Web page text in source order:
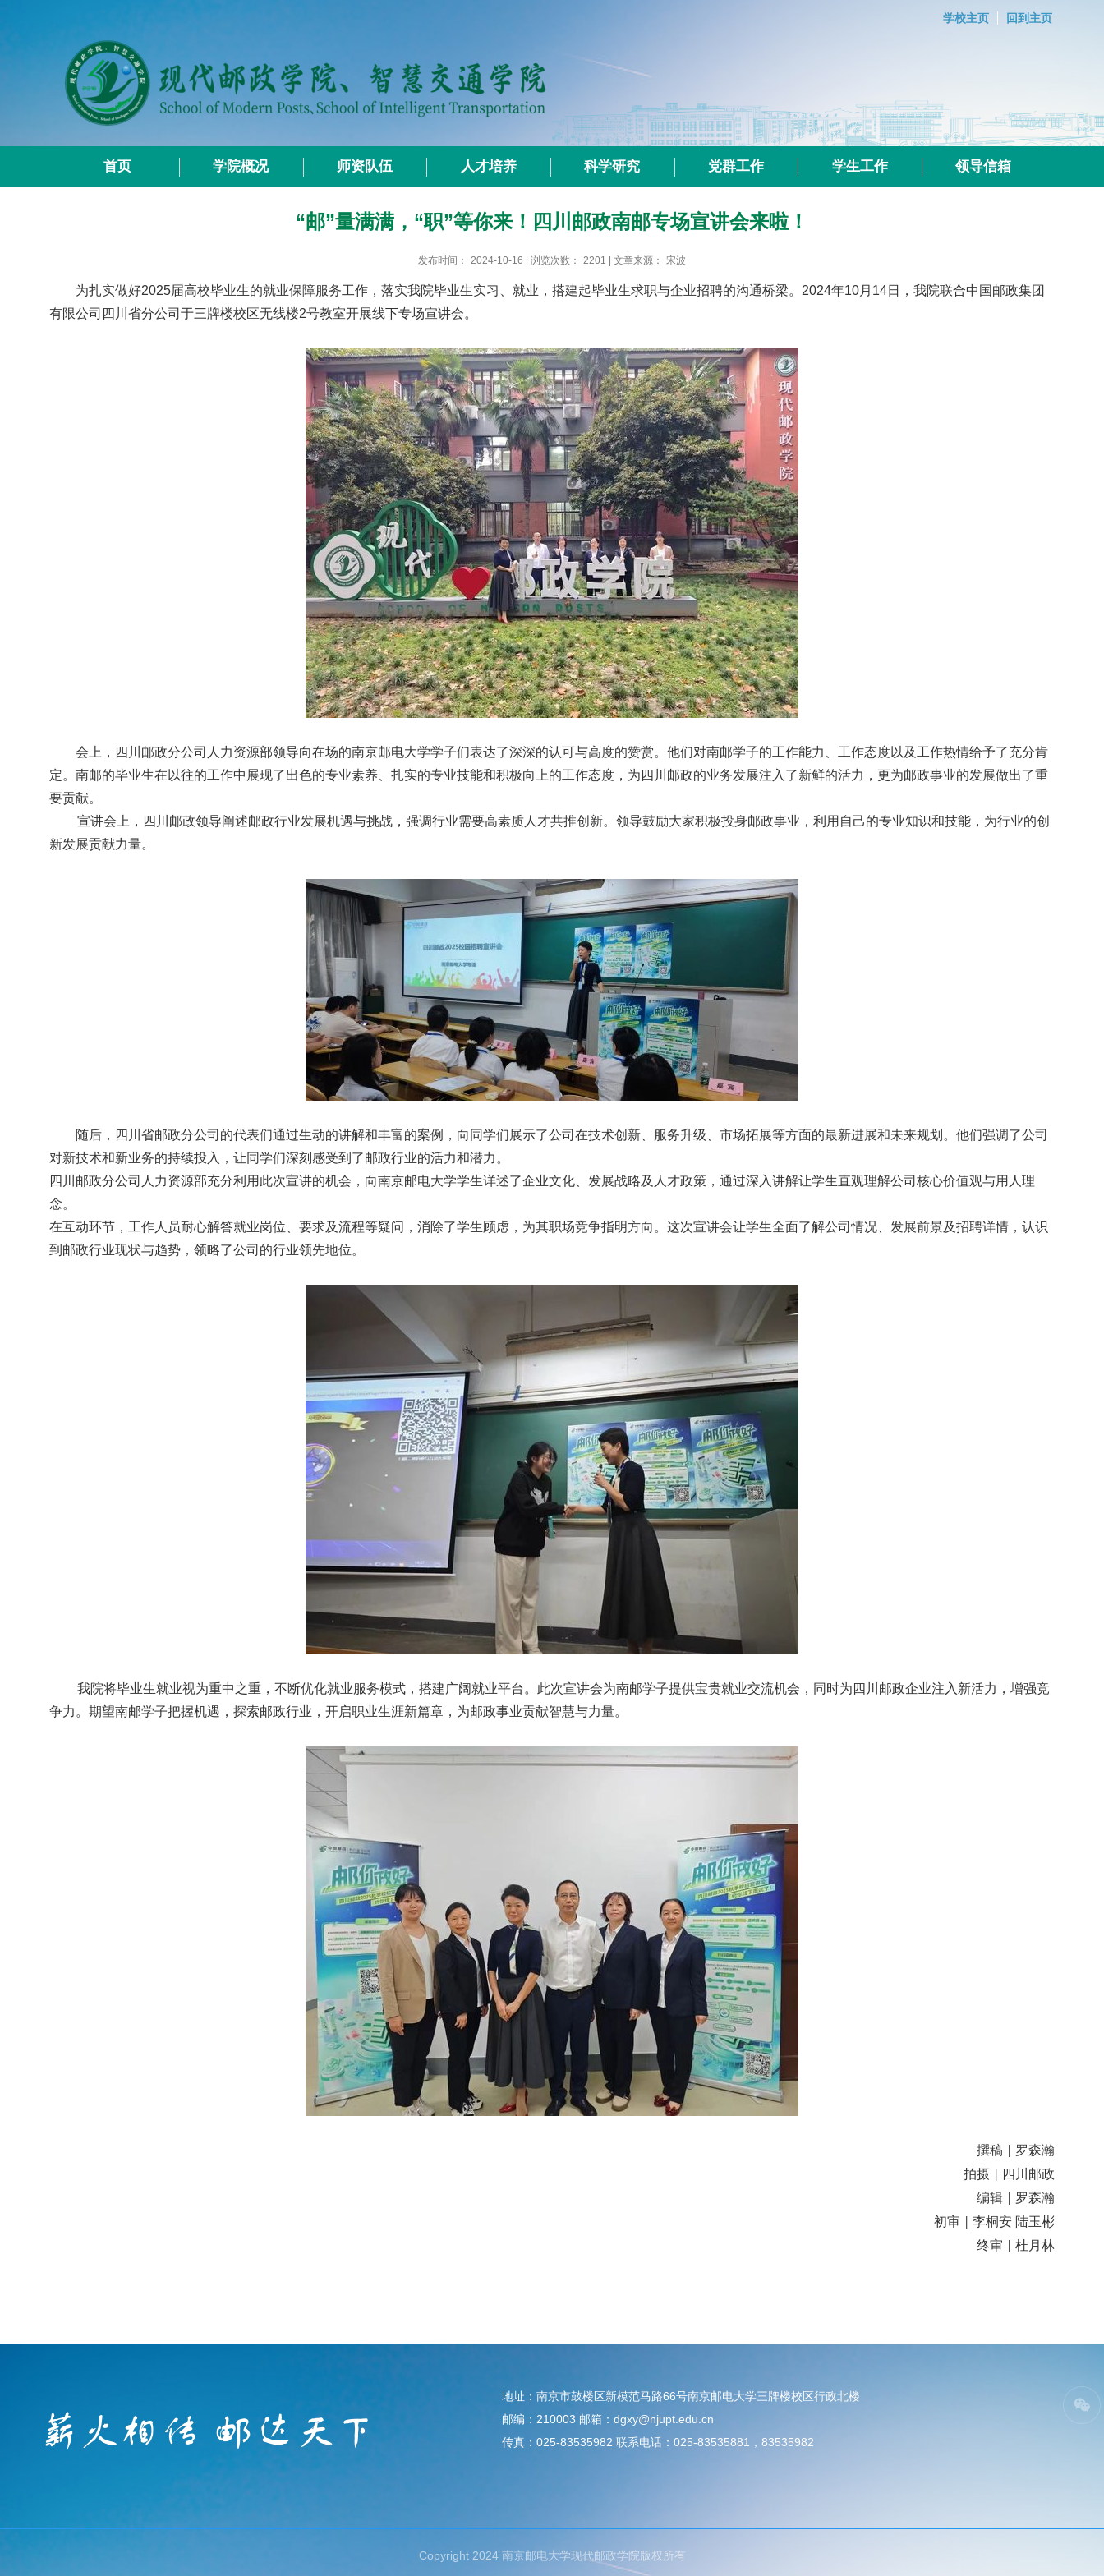
学校主页 回到主页
首页 学院概况 师资队伍 人才培养 科学研究 党群工作 学生工作 领导信箱
“邮”量满满，“职”等你来！四川邮政南邮专场宣讲会来啦！
发布时间： 2024-10-16 | 浏览次数： 2201 | 文章来源： 宋波
为扎实做好2025届高校毕业生的就业保障服务工作，落实我院毕业生实习、就业，搭建起毕业生求职与企业招聘的沟通桥梁。2024年10月14日，我院联合中国邮政集团
有限公司四川省分公司于三牌楼校区无线楼2号教室开展线下专场宣讲会。
会上，四川邮政分公司人力资源部领导向在场的南京邮电大学学子们表达了深深的认可与高度的赞赏。他们对南邮学子的工作能力、工作态度以及工作热情给予了充分肯
定。南邮的毕业生在以往的工作中展现了出色的专业素养、扎实的专业技能和积极向上的工作态度，为四川邮政的业务发展注入了新鲜的活力，更为邮政事业的发展做出了重
要贡献。
宣讲会上，四川邮政领导阐述邮政行业发展机遇与挑战，强调行业需要高素质人才共推创新。领导鼓励大家积极投身邮政事业，利用自己的专业知识和技能，为行业的创
新发展贡献力量。
随后，四川省邮政分公司的代表们通过生动的讲解和丰富的案例，向同学们展示了公司在技术创新、服务升级、市场拓展等方面的最新进展和未来规划。他们强调了公司
对新技术和新业务的持续投入，让同学们深刻感受到了邮政行业的活力和潜力。
四川邮政分公司人力资源部充分利用此次宣讲的机会，向南京邮电大学学生详述了企业文化、发展战略及人才政策，通过深入讲解让学生直观理解公司核心价值观与用人理
念。
在互动环节，工作人员耐心解答就业岗位、要求及流程等疑问，消除了学生顾虑，为其职场竞争指明方向。这次宣讲会让学生全面了解公司情况、发展前景及招聘详情，认识
到邮政行业现状与趋势，领略了公司的行业领先地位。
我院将毕业生就业视为重中之重，不断优化就业服务模式，搭建广阔就业平台。此次宣讲会为南邮学子提供宝贵就业交流机会，同时为四川邮政企业注入新活力，增强竞
争力。期望南邮学子把握机遇，探索邮政行业，开启职业生涯新篇章，为邮政事业贡献智慧与力量。
撰稿
罗森瀚
拍摄
四川邮政
编辑
罗森瀚
初审
李桐安 陆玉彬
终审
杜月林
地址：南京市鼓楼区新模范马路66号南京邮电大学三牌楼校区行政北楼
邮编：210003 邮箱：dgxy@njupt.edu.cn
传真：025-83535982 联系电话：025-83535881，83535982
Copyright 2024 南京邮电大学现代邮政学院版权所有